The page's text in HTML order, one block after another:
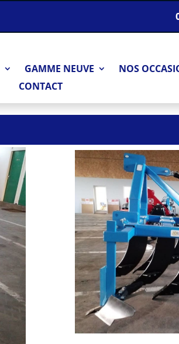
GAMME NEUVE
NOS
CONTACT